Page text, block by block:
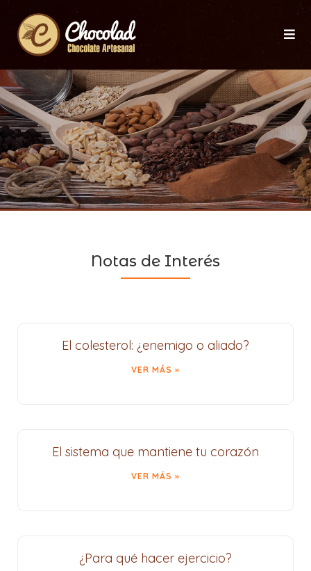
Notas de Interés
El colesterol: ¿enemigo o aliado?
VER MÁS »
El sistema que mantiene tu corazón
VER MÁS »
¿Para qué hacer ejercicio?